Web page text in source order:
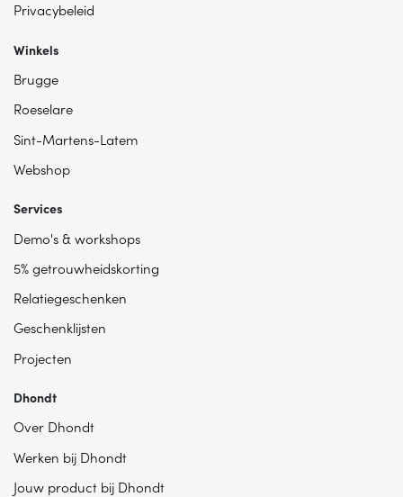
Privacybeleid
Winkels
Brugge
Roeselare
Sint-Martens-Latem
Webshop
Services
Demo's & workshops
5% getrouwheidskorting
Relatiegeschenken
Geschenklijsten
Projecten
Dhondt
Over Dhondt
Werken bij Dhondt
Jouw product bij Dhondt